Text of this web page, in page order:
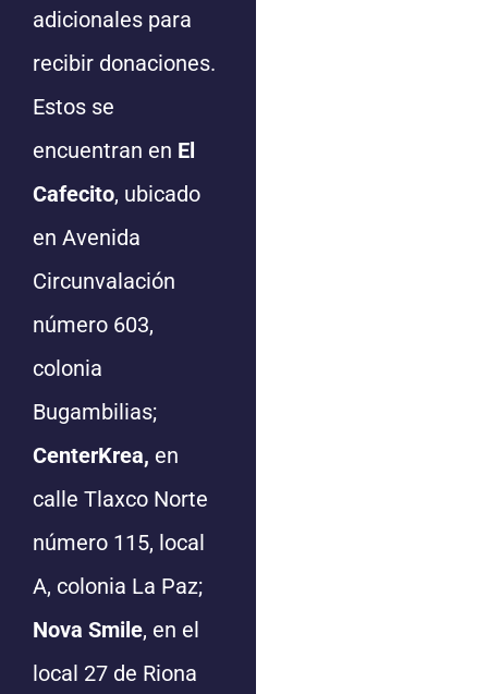
adicionales para
recibir donaciones.
Estos se
encuentran en El
Cafecito, ubicado
en Avenida
Circunvalación
número 603,
colonia
Bugambilias;
CenterKrea, en
calle Tlaxco Norte
número 115, local
A, colonia La Paz;
Nova Smile, en el
local 27 de Riona